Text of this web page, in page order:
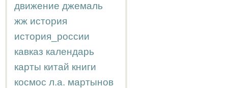
движение джемаль
жж история
история_россии
кавказ календарь
карты китай книги
космос л.а. мартынов